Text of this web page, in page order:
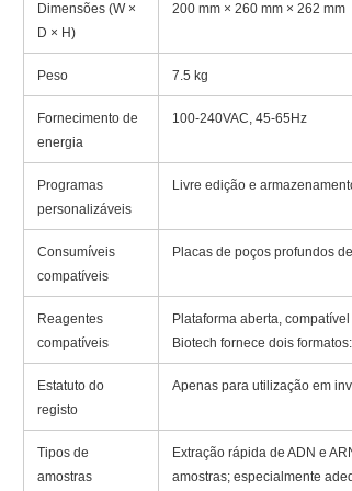
Dimensões (W ×
D × H)
200 mm × 260 mm × 262 mm
Peso 7.5 kg
Fornecimento de
energia
100-240VAC, 45-65Hz
Programas
personalizáveis
Livre edição e
Consumíveis
compatíveis
Placas de poços profundos
Reagentes
compatíveis
Plataforma aberta,
Biotech fornece dois
Estatuto do
registo
Apenas para utilização em
Tipos de
amostras
Extração rápida de ADN e
amostras; especialmente